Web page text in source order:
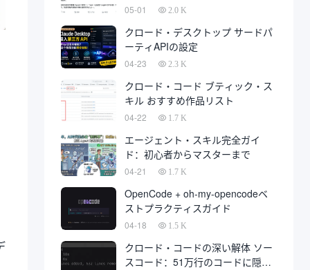
05-01 2.0 K
クロード・デスクトップ サードパ
ーティAPIの設定
04-23 2.3 K
クロード・コード ブティック・ス
キル おすすめ作品リスト
04-22 1.7 K
エージェント・スキル完全ガイ
ド：初心者からマスターまで
04-21 1.7 K
OpenCode + oh-my-opencodeベ
ストプラクティスガイド
04-18 1.5 K
クロード・コードの深い解体 ソー
スコード：51万行のコードに隠さ